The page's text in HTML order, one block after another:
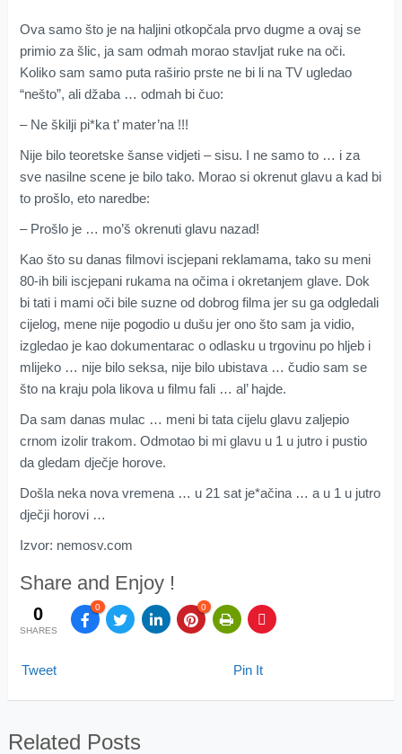
Ova samo što je na haljini otkopčala prvo dugme a ovaj se
primio za šlic, ja sam odmah morao stavljat ruke na oči.
Koliko sam samo puta raširio prste ne bi li na TV ugledao
“nešto”, ali džaba … odmah bi čuo:
– Ne škilji pi*ka t’ mater’na !!!
Nije bilo teoretske šanse vidjeti – sisu. I ne samo to … i za
sve nasilne scene je bilo tako. Morao si okrenut glavu a kad bi
to prošlo, eto naredbe:
– Prošlo je … mo’š okrenuti glavu nazad!
Kao što su danas filmovi iscjepani reklamama, tako su meni
80-ih bili iscjepani rukama na očima i okretanjem glave. Dok
bi tati i mami oči bile suzne od dobrog filma jer su ga odgledali
cijelog, mene nije pogodio u dušu jer ono što sam ja vidio,
izgledao je kao dokumentarac o odlasku u trgovinu po hljeb i
mlijeko … nije bilo seksa, nije bilo ubistava … čudio sam se
što na kraju pola likova u filmu fali … al’ hajde.
Da sam danas mulac … meni bi tata cijelu glavu zaljepio
crnom izolir trakom. Odmotao bi mi glavu u 1 u jutro i pustio
da gledam dječje horove.
Došla neka nova vremena … u 21 sat je*ačina … a u 1 u jutro
dječji horovi …
Izvor: nemosv.com
Share and Enjoy !
0
SHARES
0 0
Tweet Pin It
Related Posts